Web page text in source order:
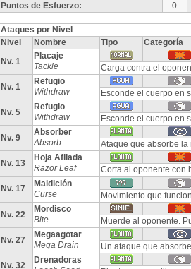
Puntos de Esfuerzo:
0
Ataques por Nivel
Nivel
Nombre Tipo
Categoría
Nv. 1
Placaje
Tackle
Carga contra el
Nv. 1
Refugio
Withdraw
Esconde el cuerpo en
Nv. 5
Refugio
Withdraw
Esconde el cuerpo en
Nv. 9
Absorber
Absorb
Ataque que absorbe
Nv. 13
Hoja Afilada
Razor Leaf
Corta al oponente con
Nv. 17
Maldición
Curse
Movimiento que
Nv. 22
Mordisco
Bite
Muerde al oponente.
Nv. 27
Megaagotar
Mega Drain
Un ataque que
Nv. 32
Drenadoras